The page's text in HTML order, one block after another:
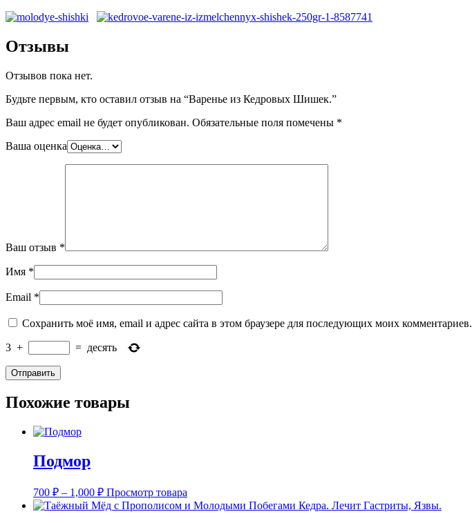
Отзывы
Отзывов пока нет.
Будьте первым, кто оставил отзыв на “Варенье из Кедровых Шишек.”
Ваш адрес email не будет опубликован. Обязательные поля помечены *
Ваша оценка
Ваш отзыв *
Имя *
Email *
Сохранить моё имя, email и адрес сайта в этом браузере для последующих моих комментариев.
3 + = десять
Похожие товары
Подмор
700 ₽ – 1,000 ₽Диапазон
цен:
Просмотр товара